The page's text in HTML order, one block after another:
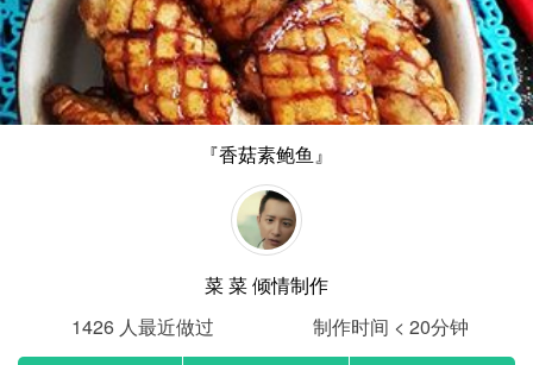
『香菇素鲍鱼』
菜 菜倾情制作
1426人最近做过
制作时间 < 20分钟